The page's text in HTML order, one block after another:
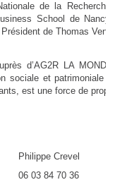
de la
School de
Président de Thomas
d’AG2R LA
sociale et patrimoniale
est une force de
Philippe Crevel
06 03 84 70 36